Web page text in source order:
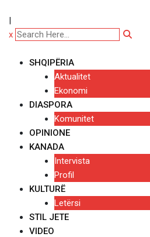
|
x
SHQIPËRIA
Aktualitet
Ekonomi
DIASPORA
Komunitet
OPINIONE
KANADA
Intervista
Profil
KULTURË
Letërsi
STIL JETE
VIDEO